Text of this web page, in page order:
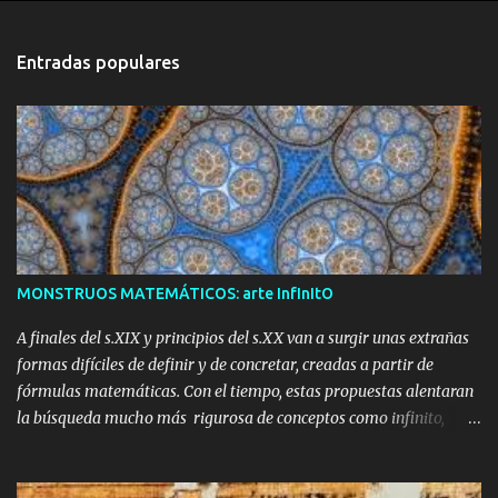
t
r
i
o
s
Entradas populares
MONSTRUOS MATEMÁTICOS: arte InfInItO
A finales del s.XIX y principios del s.XX van a surgir unas extrañas
formas difíciles de definir y de concretar, creadas a partir de
fórmulas matemáticas. Con el tiempo, estas propuestas alentaran
la búsqueda mucho más rigurosa de conceptos como infinito,